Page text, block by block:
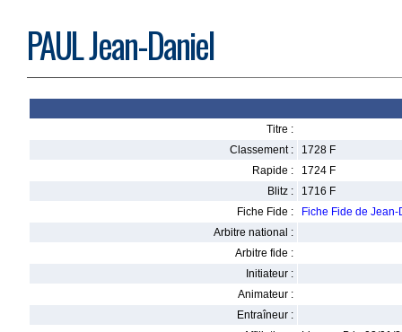
PAUL Jean-Daniel
Titre :
Classement :
1728 F
Rapide :
1724 F
Blitz :
1716 F
Fiche Fide :
Fiche Fide de
Arbitre national :
Arbitre fide :
Initiateur :
Animateur :
Entraîneur :